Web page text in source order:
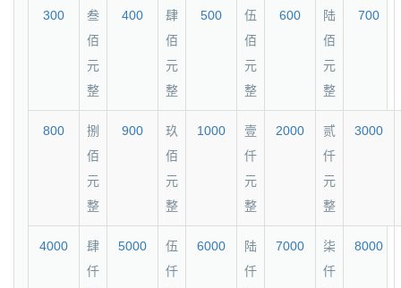
300
叁
佰
元
整
400
肆
佰
元
整
500
伍
佰
元
整
600
陆
佰
元
整
700
800
捌
佰
元
整
900
玖
佰
元
整
1000
壹
仟
元
整
2000
贰
仟
元
整
3000
4000
肆
仟
5000
伍
仟
6000
陆
仟
7000
柒
仟
8000